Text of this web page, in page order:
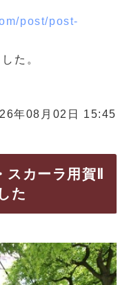
post/post-
た。
年08月02日 15:45
カーラ用賀Ⅱ
た